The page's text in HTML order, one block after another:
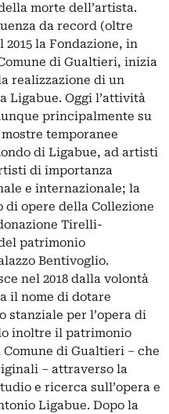
morte dell’artista.
da record (oltre
la Fondazione, in
di Gualtieri, inizia
realizzazione di un
Ligabue. Oggi l’attività
principalmente su
temporanee
di Ligabue, ad artisti
di importanza
e internazionale; la
opere della Collezione
Tirelli-
patrimonio
Bentivoglio.
nel 2018 dalla volontà
il nome di dotare
stanziale per l’opera di
inoltre il patrimonio
di Gualtieri – che
– attraverso la
e ricerca sull’opera e
Ligabue. Dopo la